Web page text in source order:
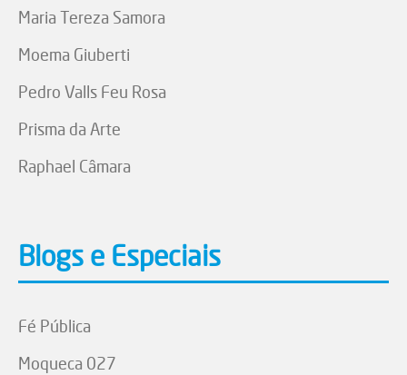
Maria Tereza Samora
Moema Giuberti
Pedro Valls Feu Rosa
Prisma da Arte
Raphael Câmara
Blogs e Especiais
Fé Pública
Moqueca 027